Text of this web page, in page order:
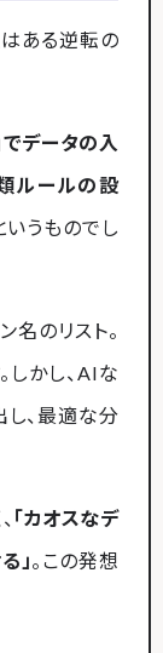
はある逆転の
でデータの入
ルールの設
いうものでし
のリスト。
かし、AIな
、最適な分
「カオスなデ
」。この発想